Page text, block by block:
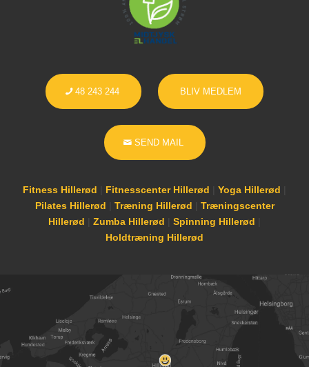
48 243 244 BLIV MEDLEM
SEND MAIL
Fitness Hillerød Fitnesscenter Hillerød Yoga Hillerød
Pilates Hillerød
Træning Hillerød
Træningscenter
Hillerød
Zumba Hillerød Spinning Hillerød
Holdtræning Hillerød